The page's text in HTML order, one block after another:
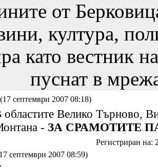
от
култура,
като вестник
пуснат в
(17 септември 2007 08:18)
областите Велико Търново,
- ЗА СРАМОТИТЕ
Регистриран на:
септември 2007 08:59)